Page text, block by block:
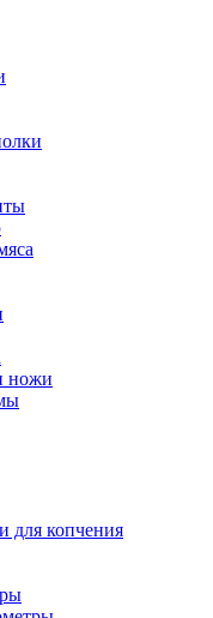
ножи
для копчения